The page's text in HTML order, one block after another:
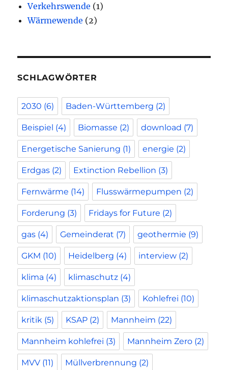
Verkehrswende (1)
Wärmewende (2)
SCHLAGWÖRTER
2030 (6) Baden-Württemberg (2)
Beispiel (4) Biomasse (2) download (7)
Energetische Sanierung (1) energie (2)
Erdgas (2) Extinction Rebellion (3)
Fernwärme (14) Flusswärmepumpen (2)
Forderung (3) Fridays for Future (2)
gas (4) Gemeinderat (7) geothermie (9)
GKM (10) Heidelberg (4) interview (2)
klima (4) klimaschutz (4)
klimaschutzaktionsplan (3) Kohlefrei (10)
kritik (5) KSAP (2) Mannheim (22)
Mannheim kohlefrei (3) Mannheim Zero (2)
MVV (11) Müllverbrennung (2)